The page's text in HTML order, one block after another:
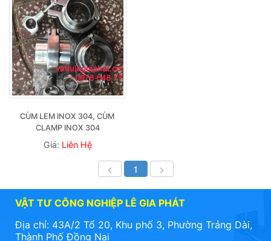
CÙM LEM INOX 304, CÙM
CLAMP INOX 304
Giá: Liên Hệ
< 1 >
VẬT TƯ CÔNG NGHIỆP LÊ GIA PHÁT
Địa chỉ: 43A/2 Tổ 20, Khu phố 3, Phường Trảng Dài,
Thành Phố Đồng Nai